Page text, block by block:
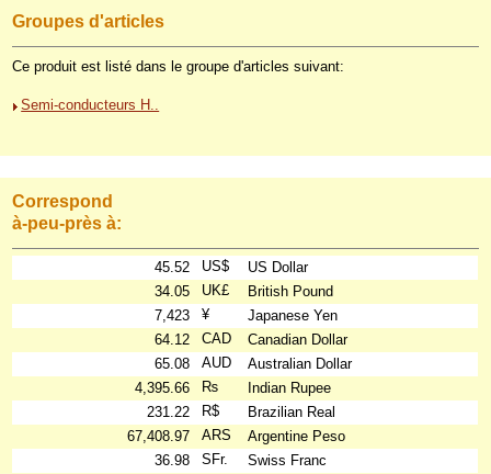
Groupes d'articles
Ce produit est listé dans le groupe d'articles suivant:
Semi-conducteurs H..
Correspond
à-peu-près à:
45.52 US$
US Dollar
34.05
UK£
British Pound
7,423
¥
Japanese Yen
64.12
CAD
Canadian Dollar
65.08
AUD
Australian Dollar
4,395.66
₨
Indian Rupee
231.22
R$
Brazilian Real
67,408.97
ARS
Argentine Peso
36.98
SFr.
Swiss Franc